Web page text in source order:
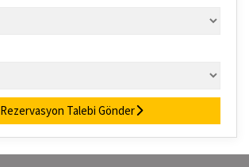
Rezervasyon Talebi Gönder